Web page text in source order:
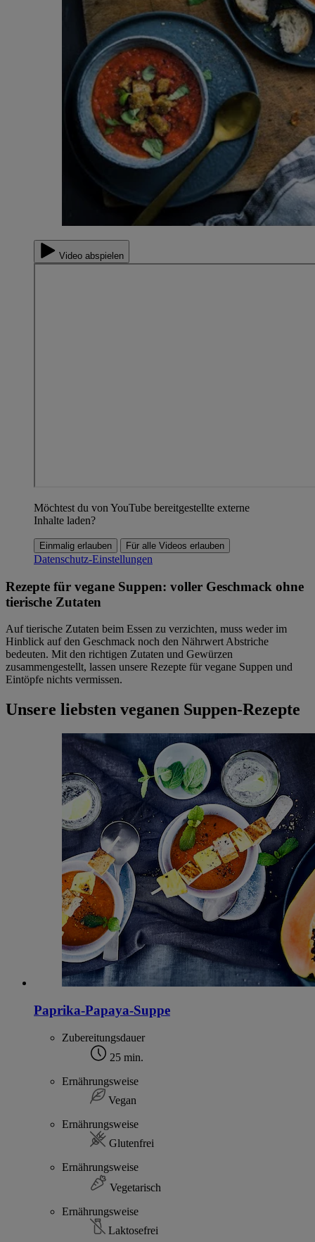
Video abspielen
Möchtest du von YouTube bereitgestellte externe
Inhalte laden?
Einmalig erlauben Für alle Videos erlauben
Datenschutz-Einstellungen
Rezepte für vegane Suppen: voller Geschmack ohne
tierische Zutaten
Auf tierische Zutaten beim Essen zu verzichten, muss weder im
Hinblick auf den Geschmack noch den Nährwert Abstriche
bedeuten. Mit den richtigen Zutaten und Gewürzen
zusammengestellt, lassen unsere Rezepte für vegane Suppen und
Eintöpfe nichts vermissen.
Unsere liebsten veganen Suppen-Rezepte
Paprika-Papaya-Suppe
Zubereitungsdauer
25 min.
Ernährungsweise
Vegan
Ernährungsweise
Glutenfrei
Ernährungsweise
Vegetarisch
Ernährungsweise
Laktosefrei